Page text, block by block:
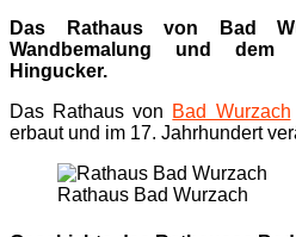
Das Rathaus von Bad
Wandbemalung und
Hingucker.
Das Rathaus von Bad Wurzach
erbaut und im 17. Jahrhundert
Rathaus Bad Wurzach